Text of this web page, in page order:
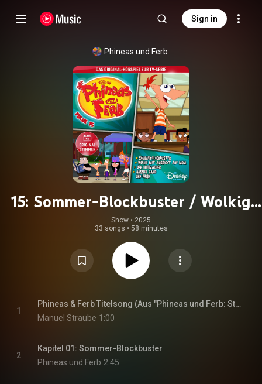
Sign in
Phineas und Ferb
15: Sommer-Blockbuster / Wolkig
mit Aussicht auf Mom / Der
Hutmacher / Außer Rand und Band
(Hörspiel zur Disney TV-Serie)
Show • 2025
33 songs • 58 minutes
1
Phineas & Ferb Titelsong (Aus "Phineas und Ferb: Staffel 5"/Deutscher Original Soundtrack)
Manuel Straube 1:00
2
Kapitel 01: Sommer-Blockbuster
Phineas und Ferb 2:45